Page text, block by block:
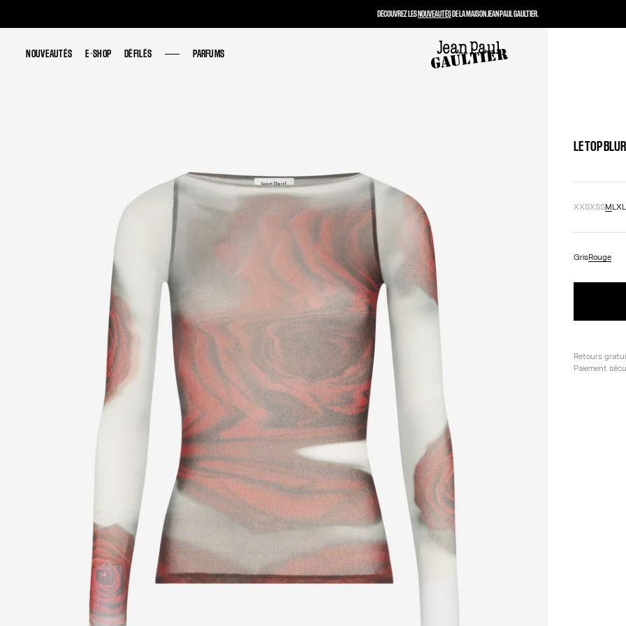
NOUVEAUTÉS E-SHOP DÉFILÉS PARFUMS
NOUVEAUTÉS E-SHOP DÉFILÉS PARFUMS
LE TOP
XXSXSSMLXL
GrisRouge
Retours
Paiement
DÉCOUVREZ LESNOUVEAUTÉSDE LA MAISON JEAN PAUL GAULTIER.